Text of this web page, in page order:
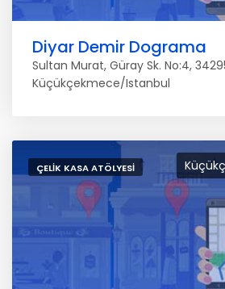
Diyar Demir Dograma
Sultan Murat, Güray Sk. No:4,
Küçükçekmece/Istanbul
ÇELIK KASA ATÖLYESI